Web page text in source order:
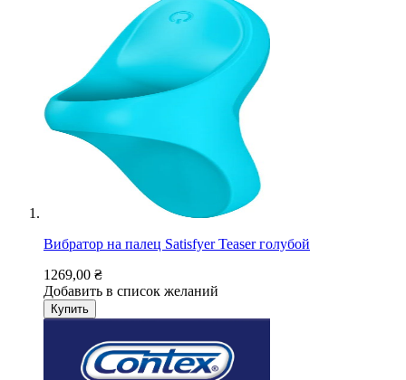
Вибратор на палец Satisfyer Teaser голубой
1269,00 ₴
Добавить в список желаний
Купить